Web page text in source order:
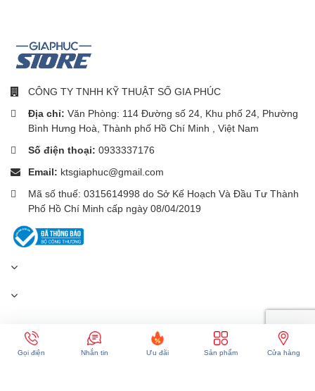
CÔNG TY TNHH KỸ THUẬT SỐ GIA PHÚC
Địa chỉ: Văn Phòng: 114 Đường số 24, Khu phố 24, Phường
Bình Hưng Hoà, Thành phố Hồ Chí Minh , Việt Nam
Số điện thoại: 0933337176
Email: ktsgiaphuc@gmail.com
Mã số thuế: 0315614998 do Sở Kế Hoạch Và Đầu Tư Thành
Phố Hồ Chí Minh cấp ngày 08/04/2019
Gọi bảo hành: 0962520964 (10h-16h30)
Gọi khiếu nại: 090 2345 972 (9h-17h) Sản phẩm Cửa hàng
Gọi điện Nhắn tin Ưu đãi